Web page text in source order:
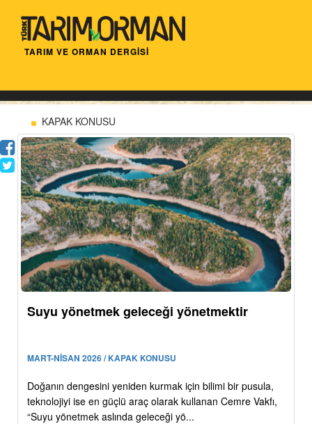
TARIM VE ORMAN DERGİSİ
KAPAK KONUSU
Suyu yönetmek geleceği yönetmektir
MART-NİSAN 2026 / KAPAK KONUSU
Doğanın dengesini yeniden kurmak için bilimi bir pusula,
teknolojiyi ise en güçlü araç olarak kullanan Cemre Vakfı,
“Suyu yönetmek aslında geleceği yö...